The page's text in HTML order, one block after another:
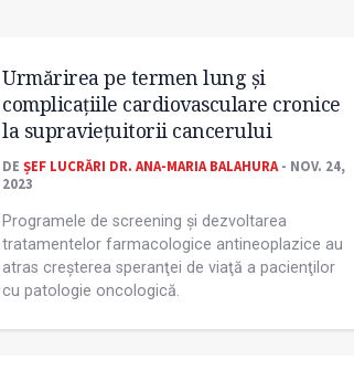
Urmărirea pe termen lung și
complicaţiile cardiovasculare cronice
la supravieţuitorii cancerului
DE ȘEF LUCRĂRI DR. ANA-MARIA BALAHURA - NOV. 24,
2023
Programele de screening și dezvoltarea
tratamentelor farmacologice antineoplazice au
atras creșterea speranţei de viaţă a pacienţilor
cu patologie oncologică.